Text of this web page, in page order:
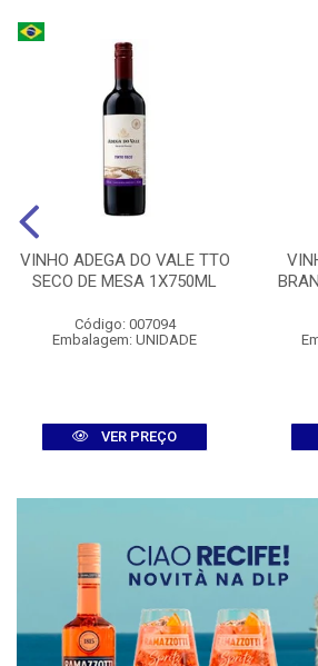
VINHO ADEGA DO VALE TTO
SECO DE MESA 1X750ML
Código: 007094
Embalagem: UNIDADE
VER PREÇO